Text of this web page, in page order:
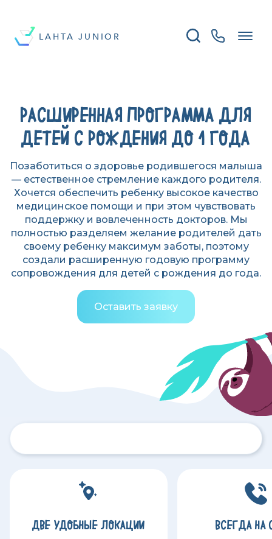
LAHTA JUNIOR
РАСШИРЕННАЯ ПРОГРАММА ДЛЯ
ДЕТЕЙ С РОЖДЕНИЯ ДО 1 ГОДА
Позаботиться о здоровье родившегося малыша
— естественное стремление каждого родителя.
Хочется обеспечить ребенку высокое качество
медицинское помощи и при этом чувствовать
поддержку и вовлеченность докторов. Мы
полностью разделяем желание родителей дать
своему ребенку максимум заботы, поэтому
создали расширенную годовую программу
сопровождения для детей с рождения до года.
Оставить заявку
ДВЕ УДОБНЫЕ ЛОКАЦИИ ВСЕГДА НА